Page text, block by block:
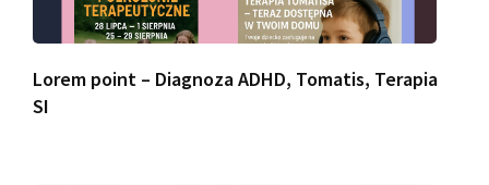
Lorem point – Diagnoza ADHD, Tomatis, Terapia
SI